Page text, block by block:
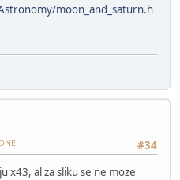
moon_and_saturn.h
#34
x43, al za sliku se ne moze